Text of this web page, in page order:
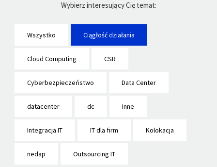
Wybierz interesujący Cię temat:
Wszystko Ciągłość działania
Cloud Computing CSR
Cyberbezpieczeństwo Data Center
datacenter dc Inne
Integracja IT IT dla firm Kolokacja
nedap Outsourcing IT